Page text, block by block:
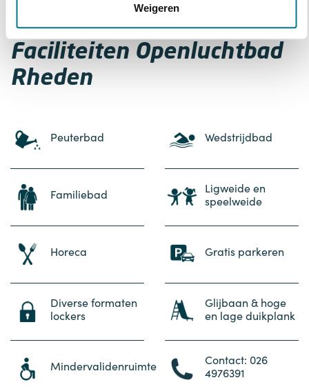
Weigeren
Faciliteiten Openluchtbad
Rheden
Peuterbad Wedstrijdbad
Familiebad
Ligweide en
speelweide
Horeca Gratis parkeren
Diverse formaten
lockers
Glijbaan & hoge
en lage duikplank
Mindervalidenruimte
Contact: 026
4976391